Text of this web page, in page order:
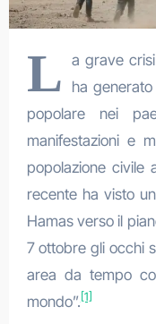
L a grave
ha
popolare nei
manifestazioni e
popolazione civile
recente ha visto
Hamas verso il
7 ottobre gli occhi
area da tempo
mondo”.[1]